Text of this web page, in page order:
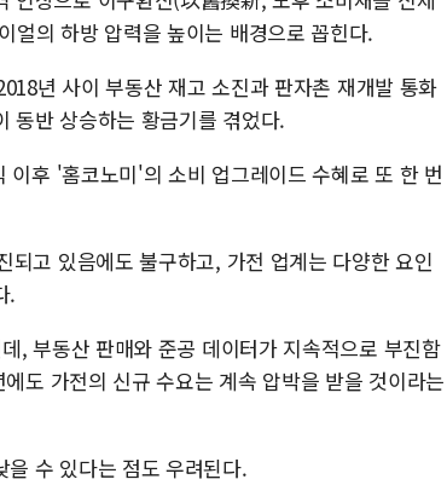
얼의 하방 압력을 높이는 배경으로 꼽힌다.
년 사이 부동산 재고 소진과 판자촌 재개발 통화
동반 상승하는 황금기를 겪었다.
후 '홈코노미'의 소비 업그레이드 수혜로 또 한 번
고 있음에도 불구하고, 가전 업계는 다양한 요인
.
, 부동산 판매와 준공 데이터가 지속적으로 부진함
도 가전의 신규 수요는 계속 압박을 받을 것이라는
수 있다는 점도 우려된다.